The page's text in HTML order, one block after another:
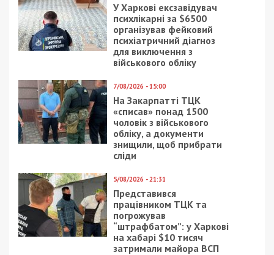
У Харкові ексзавідувач
психлікарні за $6500
організував фейковий
психіатричний діагноз
для виключення з
військового обліку
7/08/2026 - 15:00
На Закарпатті ТЦК
«списав» понад 1500
чоловік з військового
обліку, а документи
знищили, щоб прибрати
сліди
5/08/2026 - 21:31
Представився
працівником ТЦК та
погрожував
“штрафбатом”: у Харкові
на хабарі $10 тисяч
затримали майора ВСП